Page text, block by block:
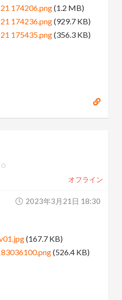
174206.png(1.2 MB)
174236.png(929.7 KB)
175435.png(356.3 KB)
オフライン
2023年3月21日 18:30
(167.7 KB)
(526.4 KB)